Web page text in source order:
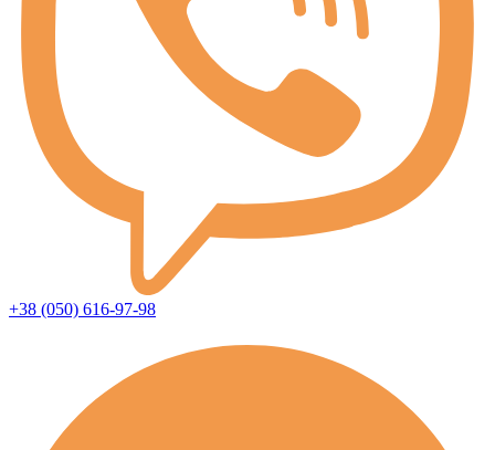
+38 (050) 616-97-98